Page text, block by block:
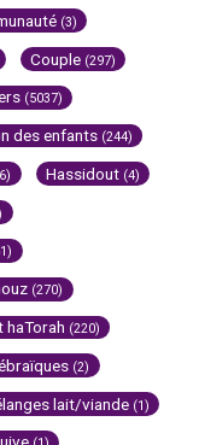
(3)
Couple (297)
(5037)
des enfants (244)
Hassidout (4)
(270)
haTorah (220)
(2)
lait/viande (1)